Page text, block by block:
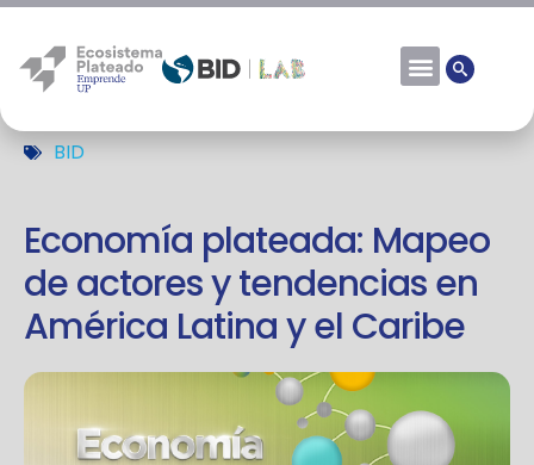
BID
Economía plateada: Mapeo
de actores y tendencias en
América Latina y el Caribe